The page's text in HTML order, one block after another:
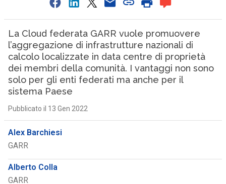
La Cloud federata GARR vuole promuovere
l’aggregazione di infrastrutture nazionali di
calcolo localizzate in data centre di proprietà
dei membri della comunità. I vantaggi non sono
solo per gli enti federati ma anche per il
sistema Paese
Pubblicato il 13 Gen 2022
Alex Barchiesi
GARR
Alberto Colla
GARR